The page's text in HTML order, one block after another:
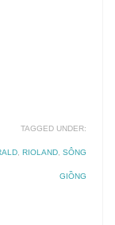
TAGGED UNDER:
, RIOLAND, SÔNG
GIỒNG